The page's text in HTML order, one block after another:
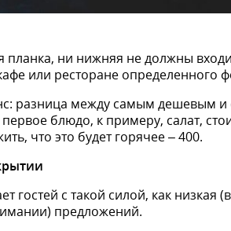
планка, ни нижняя не должны
или ресторане определенного
разница между самым дешевым
блюдо, к примеру, салат,
что это будет горячее – 400.
гостей с такой силой, как
предложений.